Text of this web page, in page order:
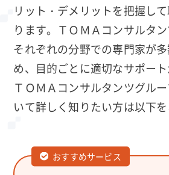
リット・デメリットを把握し
ります。ＴＯＭＡコンサルタン
それぞれの分野での専門家が
め、目的ごとに適切なサポート
ＴＯＭＡコンサルタンツグル
いて詳しく知りたい方は以下
おすすめサービス